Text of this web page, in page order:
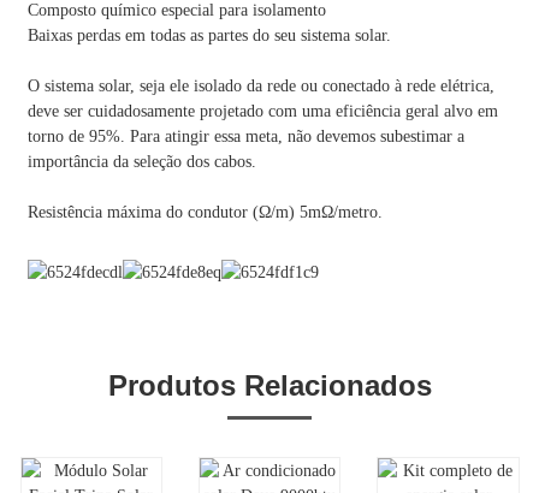
Composto químico especial para isolamento
Baixas perdas em todas as partes do seu sistema solar.
O sistema solar, seja ele isolado da rede ou conectado à rede elétrica,
deve ser cuidadosamente projetado com uma eficiência geral alvo em
torno de 95%. Para atingir essa meta, não devemos subestimar a
importância da seleção dos cabos.
Resistência máxima do condutor (Ω/m) 5mΩ/metro.
Produtos Relacionados